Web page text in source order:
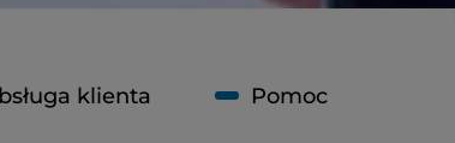
klienta Pomoc